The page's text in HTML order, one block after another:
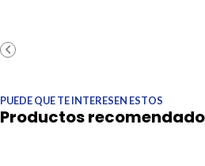
PUEDE QUE TE INTERESEN ESTOS
Productos